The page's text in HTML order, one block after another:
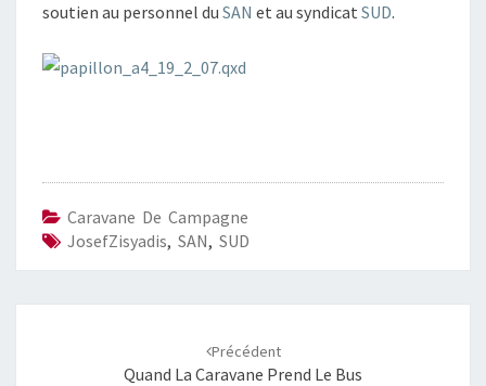
soutien au personnel du SAN et au syndicat SUD.
Caravane De Campagne
JosefZisyadis, SAN, SUD
Précédent
Quand La Caravane Prend Le Bus